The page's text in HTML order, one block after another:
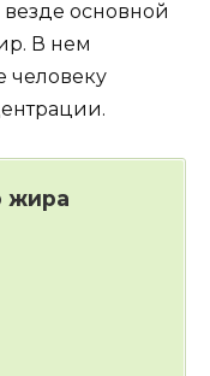
основной
В нем
человеку
жира